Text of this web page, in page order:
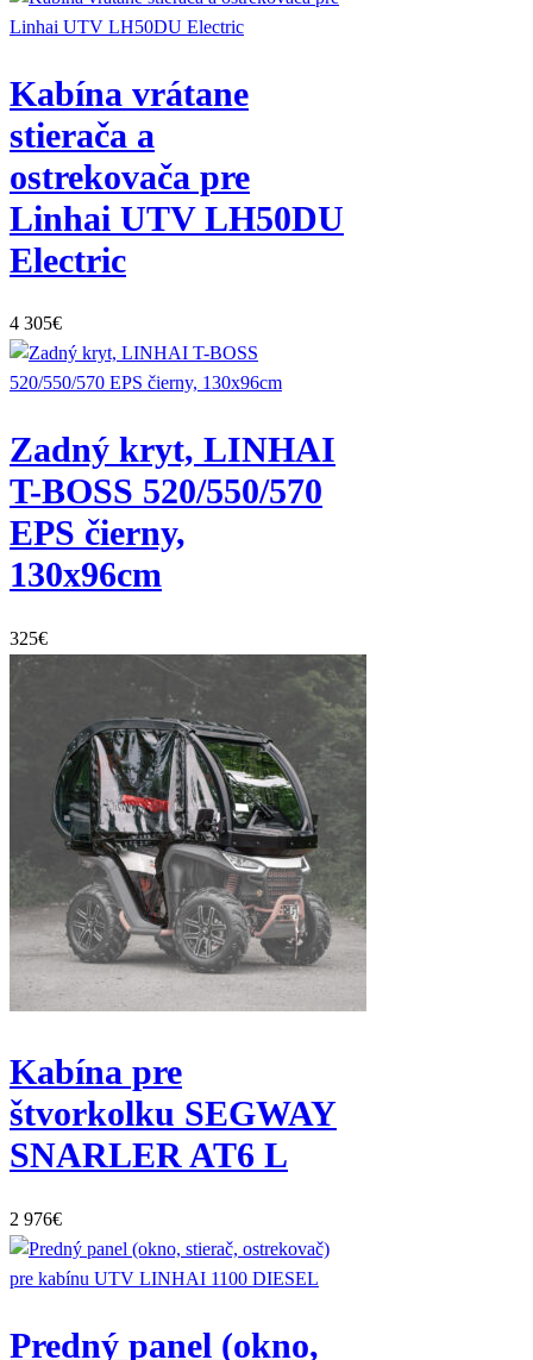
Kabína vrátane
stierača a
ostrekovača pre
Linhai UTV LH50DU
Electric
4 305€
Zadný kryt, LINHAI
T-BOSS 520/550/570
EPS čierny,
130x96cm
325€
Kabína pre
štvorkolku SEGWAY
SNARLER AT6 L
2 976€
Predný panel (okno,